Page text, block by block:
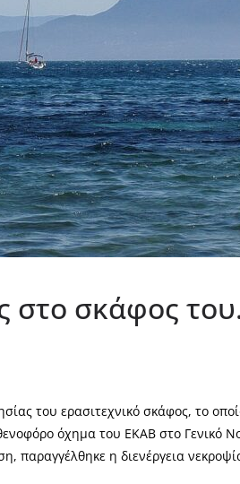
στο σκάφος
του ερασιτεχνικό σκάφος, το
όχημα του ΕΚΑΒ στο Γενικό
παραγγέλθηκε η διενέργεια